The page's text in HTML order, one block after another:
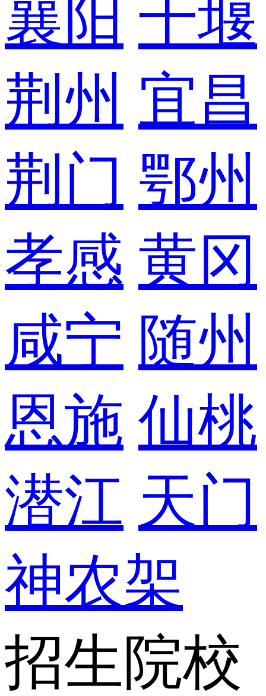
襄阳 十堰
荆州 宜昌
荆门 鄂州
孝感 黄冈
咸宁 随州
恩施 仙桃
潜江 天门
神农架
招生院校